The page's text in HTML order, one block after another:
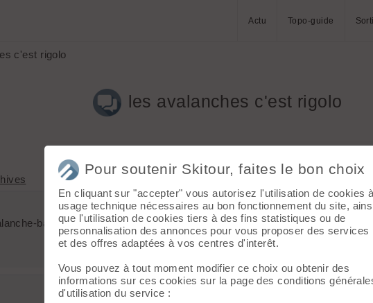
Actu Topo-guide
c'est rigolo
les avalanches c'est rigolo
backflip.html
Pour soutenir Skitour, faites le bon choix
En cliquant sur "accepter" vous autorisez l'utilisation de cookies à
usage technique nécessaires au bon fonctionnement du site,
que l'utilisation de cookies tiers à des fins statistiques ou de
personnalisation des annonces pour vous proposer des services
et des offres adaptées à vos centres d'interêt.
Vous pouvez à tout moment modifier ce choix ou obtenir des
informations sur ces cookies sur la page des conditions
d'utilisation du service :